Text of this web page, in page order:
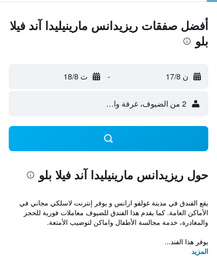
أفضل صفقات ريزيدانس مارينيليدا آند فيلا
بلو
ن 17/8 - ث 18/8
2 من الضيوف، غرفة واحدة
حول ريزيدانس مارينيليدا آند فيلا بلو
يقع الفندق في مدينة غولفو ارانس و يوفر إنترنت لاسلكي مجاني في
الأماكن العامة. كما يقدم هذا الفندق للضيوف معاملات فورية للحجز
والمغادرة، خدمة مجالسة الأطفال واماكن لتوضيب الأمتعة.
يوفر هذا الفند...
المزيد